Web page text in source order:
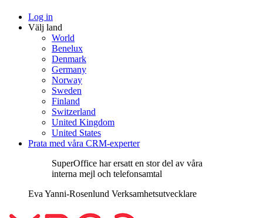
Log in
Välj land
World
Benelux
Denmark
Germany
Norway
Sweden
Finland
Switzerland
United Kingdom
United States
Prata med våra CRM-experter
SuperOffice har ersatt en stor del av våra
interna mejl och telefonsamtal
Eva Yanni-Rosenlund Verksamhetsutvecklare